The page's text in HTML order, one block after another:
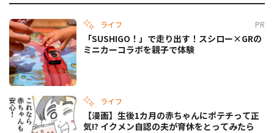
ライフ PR
「SUSHIGO！」で走り出す！スシロー×GRの
ミニカーコラボを親子で体験
ライフ
【漫画】生後1カ月の赤ちゃんにポテチって正
気!? イクメン自認の夫が育休をとってみたら